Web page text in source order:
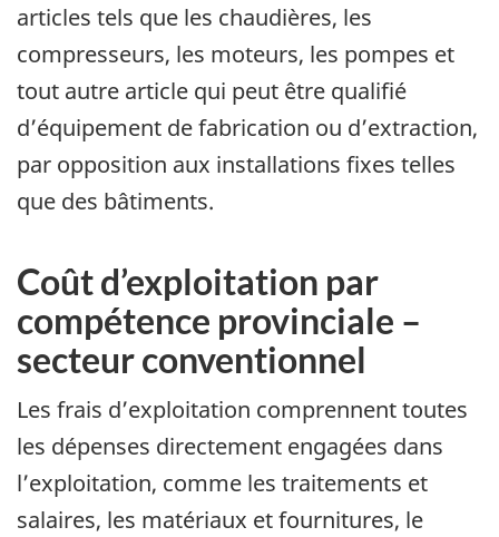
articles tels que les chaudières, les
compresseurs, les moteurs, les pompes et
tout autre article qui peut être qualifié
d’équipement de fabrication ou d’extraction,
par opposition aux installations fixes telles
que des bâtiments.
Coût d’exploitation par
compétence provinciale –
secteur conventionnel
Les frais d’exploitation comprennent toutes
les dépenses directement engagées dans
l’exploitation, comme les traitements et
salaires, les matériaux et fournitures, le